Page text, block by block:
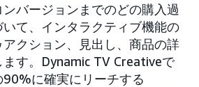
バージョンまでのどの購入過
て、インタラクティブ機能の
クション、見出し、商品の詳
す。Dynamic TV Creativeで
に確実にリーチする